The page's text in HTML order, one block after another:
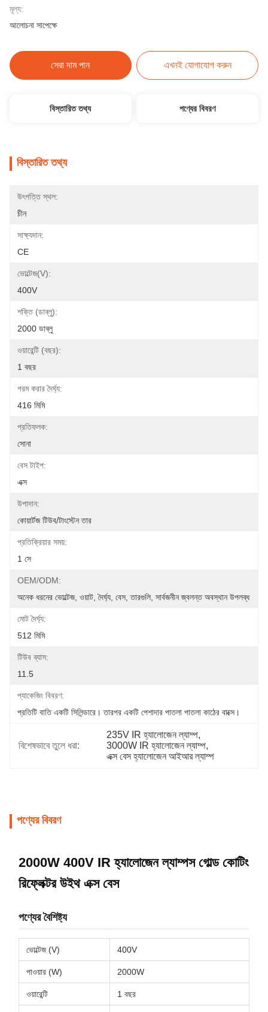
মূল্য:
আলোচনা সাপেক্ষে
সেরা দাম পান এখনই যোগাযোগ করুন
বিস্তারিত তথ্য পণ্যের বিবরণ
বিস্তারিত তথ্য
উৎপত্তি স্থল:
চীন
সাক্ষ্যদান:
CE
ভোল্টেজ(v):
400V
শক্তি (ডাব্লু):
2000 ডাব্লু
ওয়ারেন্টি (বছর):
1 বছর
গরম করার দৈর্ঘ্য:
416 মিমি
প্রতিফলক:
সোনা
বেস টাইপ:
এক্স
উপাদান:
কোয়ার্টজ টিউব/টাংস্টেন তার
প্রতিক্রিয়ার সময়:
1 সে
OEM/ODM:
অনেক ধরনের ভোল্টেজ, ওয়াট, দৈর্ঘ্য, বেস, তারগুলি, সার্বজনীন জ্বলন্ত অবস্থান উপলব্ধ
মোট দৈর্ঘ্য:
512 মিমি
টিউব ব্যাস:
11.5
প্যাকেজিং বিবরণ:
প্রতিটি বাতি একটি সিলিন্ডারে। তারপর একটি পেশাদার পাতলা পাতলা কাঠের বাক্সে।
বিশেষভাবে তুলে ধরা:
235V IR হ্যালোজেন ল্যাম্প,
3000W IR হ্যালোজেন ল্যাম্প,
এক্স বেস হ্যালোজেন আইআর ল্যাম্প
পণ্যের বিবরণ
2000W 400V IR হ্যালোজেন ল্যাম্পস গোল্ড কোটিং
রিফ্লেক্টর উইথ এক্স বেস
পণ্যের বৈশিষ্ট্য
ভোল্টেজ (V) 400V
পাওয়ার (W) 2000W
ওয়ারেন্টি 1 বছর